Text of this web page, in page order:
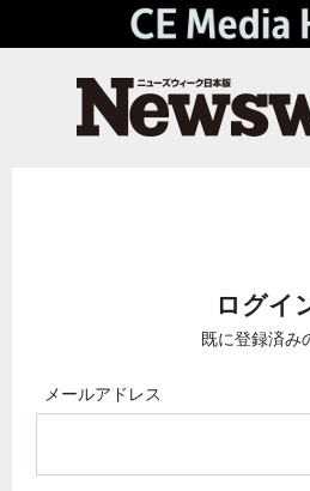
ログイ
既に登録済み
メールアドレス